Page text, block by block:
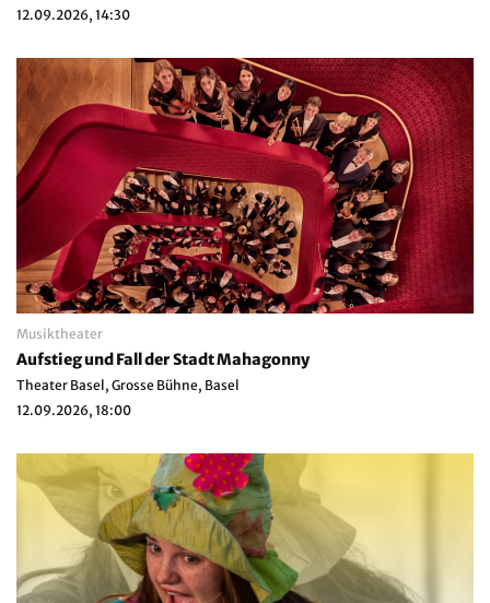
12.09.2026, 14:30
Musiktheater
Aufstieg und Fall der Stadt Mahagonny
Theater Basel, Grosse Bühne, Basel
12.09.2026, 18:00